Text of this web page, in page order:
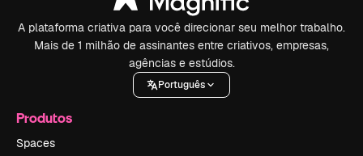
A plataforma criativa para você direcionar seu melhor trabalho.
Mais de 1 milhão de assinantes entre criativos, empresas,
agências e estúdios.
Português
Produtos
Spaces